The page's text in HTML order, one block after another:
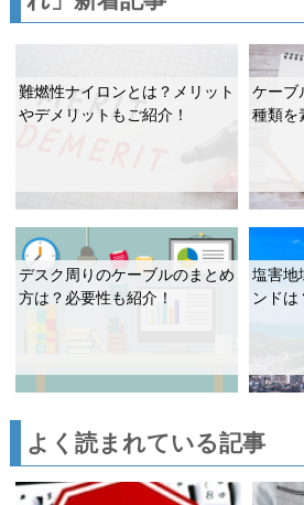
難燃性ナイロンとは？メリット
やデメリットもご紹介！
ケーブ
種類を
デスク周りのケーブルのまとめ
方は？必要性も紹介！
塩害地
ンドは
よく読まれている記事